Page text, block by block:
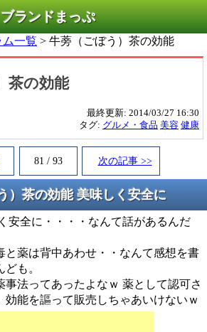
ブランドまっぷ
ム一覧 > 牛蒡（ごぼう）茶の効能
茶の効能
最終更新: 2014/03/27 16:30
タグ: グルメ・食品 美容 健康
81 / 93 次の記事 >>
）茶の効能 美味しく安全に
安全に・・・・なんて話があるんだ
と薬は背中あわせ・・なんて感想を書
も。
事法ってあったよなｗ 薬として認可さ
効能を謳って販売しちゃあいけないｗ